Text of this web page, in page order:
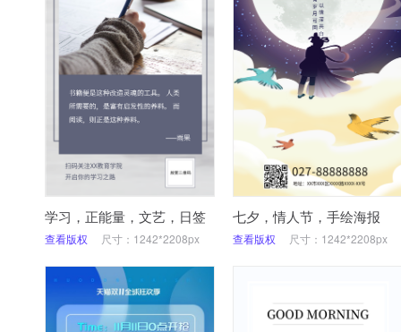
学习，正能量，文艺，日签
查看版权 尺寸：1242*2208px
七夕，情人节，手绘海报
查看版权 尺寸：1242*2208px